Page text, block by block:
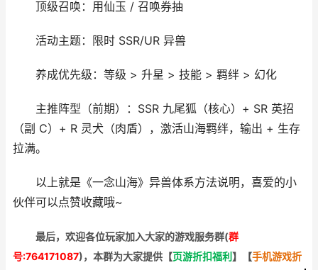
顶级召唤：用仙玉 / 召唤券抽
活动主题：限时 SSR/UR 异兽
养成优先级：等级 > 升星 > 技能 > 羁绊 > 幻化
主推阵型（前期）：SSR 九尾狐（核心）+ SR 英招
（副 C）+ R 灵犬（肉盾），激活山海羁绊，输出 + 生存
拉满。
以上就是《一念山海》异兽体系方法说明，喜爱的小
伙伴可以点赞收藏哦~
最后，欢迎各位玩家加入大家的游戏服务群(群
号:764171087)，本群为大家提供【页游折扣福利 】 【手机游戏折